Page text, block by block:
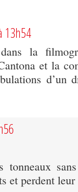
13h54
la
et la
d’un
et perdent